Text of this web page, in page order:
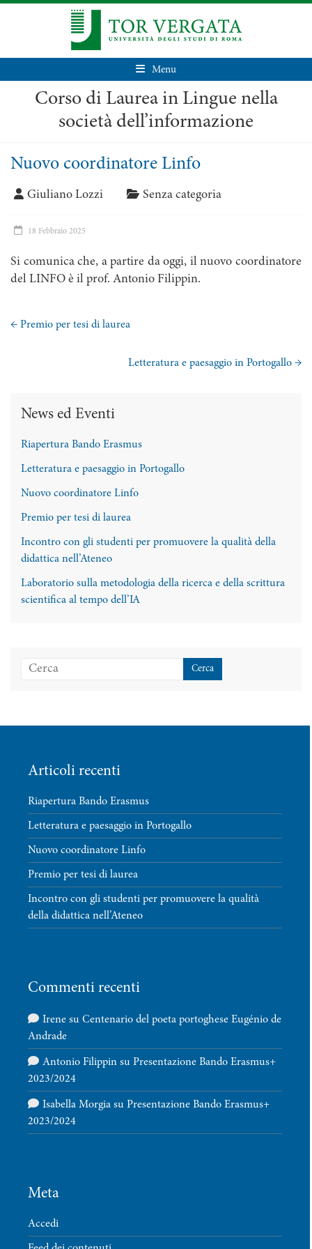
Menu
Corso di Laurea in Lingue nella
società dell’informazione
Nuovo coordinatore Linfo
Giuliano Lozzi Senza categoria
18 Febbraio 2025
Si comunica che, a partire da oggi, il nuovo coordinatore
del LINFO è il prof. Antonio Filippin.
← Premio per tesi di laurea
Letteratura e paesaggio in Portogallo →
News ed Eventi
Riapertura Bando Erasmus
Letteratura e paesaggio in Portogallo
Nuovo coordinatore Linfo
Premio per tesi di laurea
Incontro con gli studenti per promuovere la qualità della
didattica nell’Ateneo
Laboratorio sulla metodologia della ricerca e della scrittura
scientifica al tempo dell’IA
Articoli recenti
Riapertura Bando Erasmus
Letteratura e paesaggio in Portogallo
Nuovo coordinatore Linfo
Premio per tesi di laurea
Incontro con gli studenti per promuovere la qualità
della didattica nell’Ateneo
Commenti recenti
Irene su Centenario del poeta portoghese Eugénio de
Andrade
Antonio Filippin su Presentazione Bando Erasmus+
2023/2024
Isabella Morgia su Presentazione Bando Erasmus+
2023/2024
Meta
Accedi